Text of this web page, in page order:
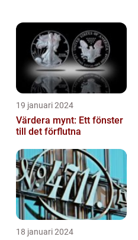
19 januari 2024
Värdera mynt: Ett fönster
till det förflutna
18 januari 2024